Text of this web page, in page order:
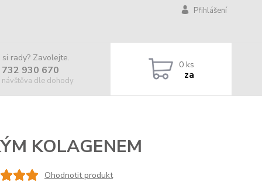
Přihlášení
rady? Zavolejte.
930 670
dle dohody
0 ks
za
KOLAGENEM
Ohodnotit produkt